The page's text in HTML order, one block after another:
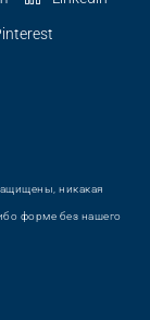
никакая
форме без нашего